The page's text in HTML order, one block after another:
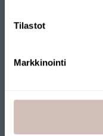
Tilastot
Markkinointi